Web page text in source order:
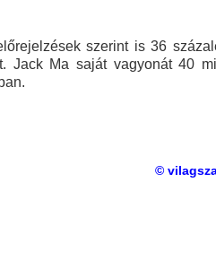
szerint is 36
Jack Ma saját vagyonát 40
©